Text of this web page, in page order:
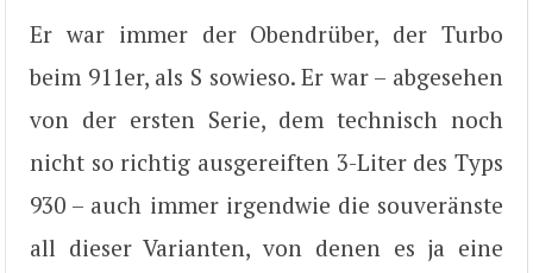
Er war immer der Obendrüber, der Turbo
beim 911er, als S sowieso. Er war – abgesehen
von der ersten Serie, dem technisch noch
nicht so richtig ausgereiften 3-Liter des Typs
930 – auch immer irgendwie die souveränste
all dieser Varianten, von denen es ja eine